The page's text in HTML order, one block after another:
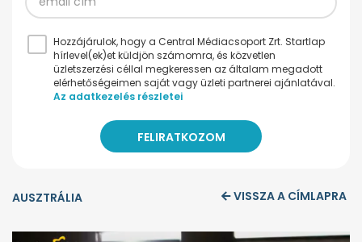
Hozzájárulok, hogy a Central Médiacsoport Zrt. Startlap
hírlevel(ek)et küldjön számomra, és közvetlen
üzletszerzési céllal megkeressen az általam megadott
elérhetőségeimen saját vagy üzleti partnerei ajánlatával.
Az adatkezelés részletei
AUSZTRÁLIA VISSZA A CÍMLAPRA